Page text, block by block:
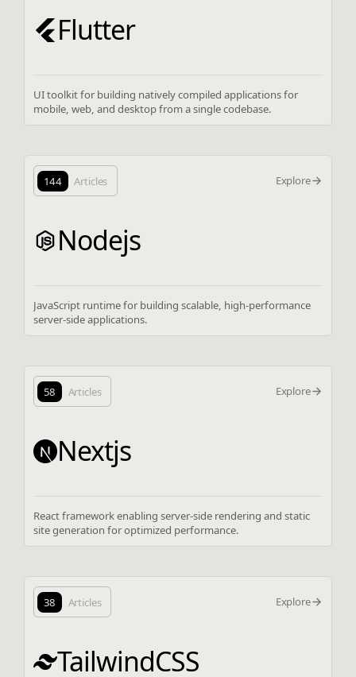
Flutter
UI toolkit for building natively compiled applications for
mobile, web, and desktop from a single codebase.
144 Articles Explore
Nodejs
JavaScript runtime for building scalable, high-performance
server-side applications.
58 Articles Explore
Nextjs
React framework enabling server-side rendering and static
site generation for optimized performance.
38 Articles Explore
TailwindCSS